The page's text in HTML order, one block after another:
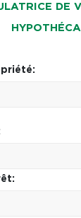
DE